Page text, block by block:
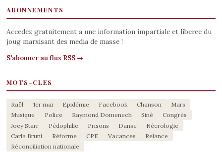
ABONNEMENTS
Accedez gratuitement a une information impartiale et liberee du
joug marxisant des media de masse !
S'abonner au flux RSS →
MOTS-CLES
Raël 1er mai Epidémie Facebook Chanson
Mars
Musique
Police Raymond Domenech Siné
Congrès
Joey Starr
Pédophilie Prisons Danse
Nécrologie
Carla Bruni
Réforme CPE Vacances
Relance
Réconciliation nationale